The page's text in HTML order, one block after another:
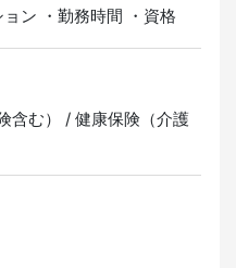
ン ・勤務時間 ・資格
含む） / 健康保険（介護